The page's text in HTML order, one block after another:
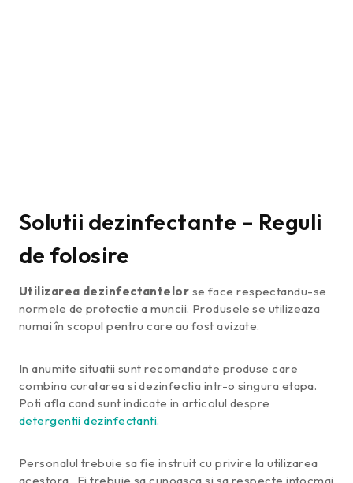
Solutii dezinfectante – Reguli
de folosire
Utilizarea dezinfectantelor se face respectandu-se
normele de protectie a muncii. Produsele se utilizeaza
numai în scopul pentru care au fost avizate.
In anumite situatii sunt recomandate produse care
combina curatarea si dezinfectia intr-o singura etapa.
Poti afla cand sunt indicate in articolul despre
detergentii dezinfectanti.
Personalul trebuie sa fie instruit cu privire la utilizarea
acestora. Ei trebuie sa cunoasca si sa respecte intocmai